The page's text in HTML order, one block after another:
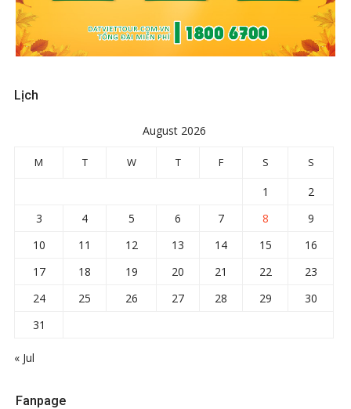
Lịch
August 2026
M T W T F S S
1
2
3
4 5 6 7 8
9
10
11 12 13 14 15
16
17
18 19 20 21 22
23
24
25 26 27 28 29
30
31
« Jul
Fanpage